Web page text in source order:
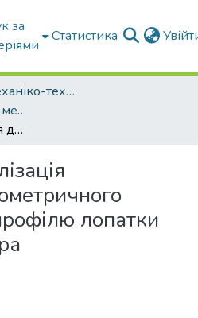
за
Статистика
Факультет Механіко-технологічний
Кафедра Інженерної механіки та комп'ютерного проектування
Програмна реалізація дискретного геометричного моделювання профілю лопатки турбокомпресора
лопатки